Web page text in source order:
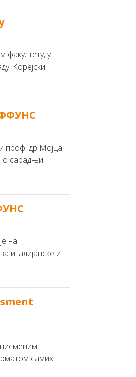
факултету, у
Корејски
проф. др Мојца
о сарадњи
на
италијанске и
самих